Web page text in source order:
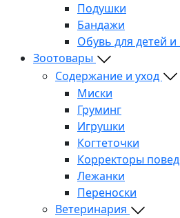
Подушки
Бандажи
Обувь для детей
Зоотовары
Содержание и уход
Миски
Груминг
Игрушки
Когтеточки
Корректоры
Лежанки
Переноски
Ветеринария